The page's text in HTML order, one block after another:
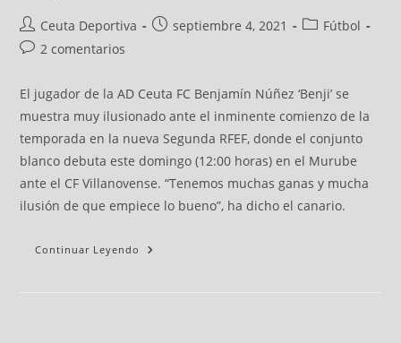
Ceuta Deportiva septiembre 4, 2021
Fútbol
2 comentarios
El jugador de la AD Ceuta FC Benjamín Núñez ‘Benji’ se
muestra muy ilusionado ante el inminente comienzo de la
temporada en la nueva Segunda RFEF, donde el conjunto
blanco debuta este domingo (12:00 horas) en el Murube
ante el CF Villanovense. “Tenemos muchas ganas y mucha
ilusión de que empiece lo bueno”, ha dicho el canario.
Continuar Leyendo